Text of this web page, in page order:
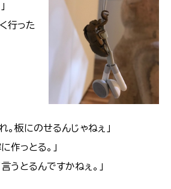
行った
。板にのせるんじゃねぇ」
作っとる。」
うとるんですかねぇ。」